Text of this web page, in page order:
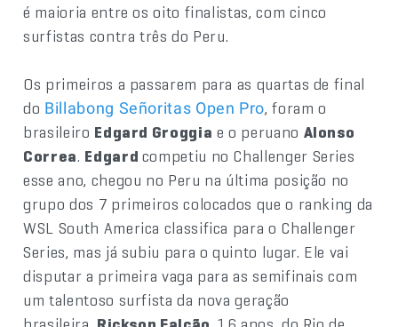
é maioria entre os oito finalistas, com cinco
surfistas contra três do Peru.
Os primeiros a passarem para as quartas de final
do Billabong Señoritas Open Pro, foram o
brasileiro Edgard Groggia e o peruano Alonso
Correa. Edgard competiu no Challenger Series
esse ano, chegou no Peru na última posição no
grupo dos 7 primeiros colocados que o ranking da
WSL South America classifica para o Challenger
Series, mas já subiu para o quinto lugar. Ele vai
disputar a primeira vaga para as semifinais com
um talentoso surfista da nova geração